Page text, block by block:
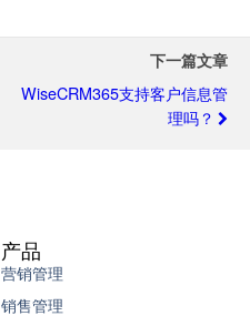
下一篇文章
WiseCRM365支持客户信息管
理吗？
产品
营销管理
销售管理